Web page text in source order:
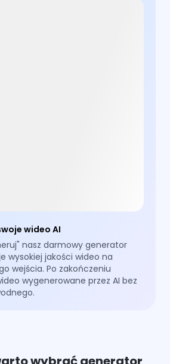
wideo AI
nasz darmowy generator
wysokiej jakości wideo na
wejścia. Po zakończeniu
wygenerowane przez AI bez